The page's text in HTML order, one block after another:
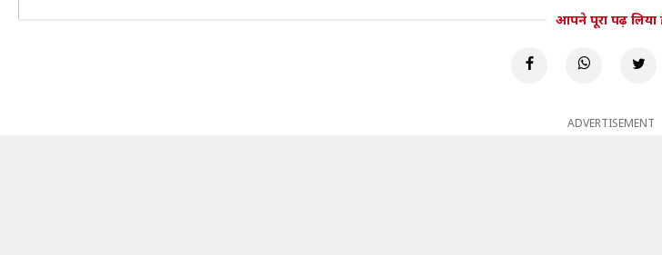
आपने पूरा पढ़ लिया
ADVERTISEMENT